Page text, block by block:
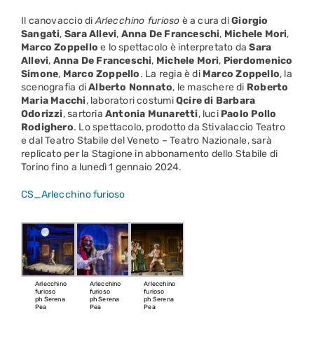
Il canovaccio diArlecchino furioso è a cura diGiorgio
Sangati, Sara Allevi, Anna De Franceschi, Michele Mori,
Marco Zoppello e lo spettacolo è interpretato da Sara
Allevi, Anna De Franceschi, Michele Mori, Pierdomenico
Simone, Marco Zoppello. La regia è di Marco Zoppello, la
scenografia diAlberto Nonnato, le maschere di Roberto
Maria Macchi, laboratori costumiQcire di Barbara
Odorizzi, sartoria Antonia Munaretti, luci Paolo Pollo
Rodighero. Lo spettacolo, prodotto da Stivalaccio Teatro
e dal Teatro Stabile del Veneto – Teatro Nazionale, sarà
replicato per la Stagione in abbonamento dello Stabile di
Torino fino a lunedì 1 gennaio 2024.
CS_Arlecchino furioso
Arlecchino
furioso
ph Serena
Pea
Arlecchino
furioso
ph Serena
Pea
Arlecchino
furioso
ph Serena
Pea